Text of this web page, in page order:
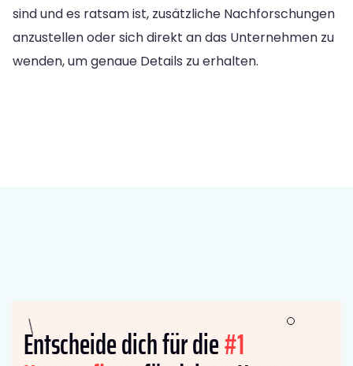
sind und es ratsam ist, zusätzliche Nachforschungen
anzustellen oder sich direkt an das Unternehmen zu
wenden, um genaue Details zu erhalten.
Entscheide dich für die#1